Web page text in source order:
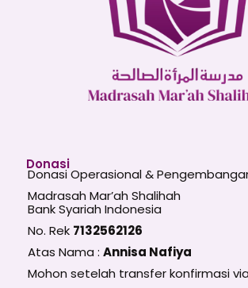
Donasi
Donasi Operasional &
Madrasah Mar’ah Shalihah
Bank Syariah Indonesia
No. Rek 7132562126
Atas Nama : Annisa Nafiya
Mohon setelah transfer konfirmasi